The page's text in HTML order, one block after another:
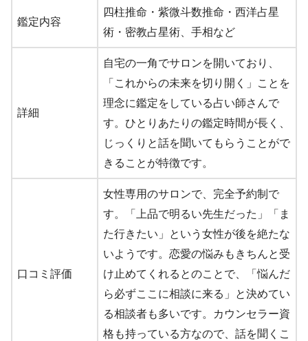
鑑定内容
四柱推命・紫微斗数推命・西洋占星
術・密教占星術、手相など
詳細
自宅の一角でサロンを開いており、
「これからの未来を切り開く」ことを
理念に鑑定をしている占い師さんで
す。ひとりあたりの鑑定時間が長く、
じっくりと話を聞いてもらうことがで
きることが特徴です。
口コミ評価
女性専用のサロンで、完全予約制で
す。「上品で明るい先生だった」「ま
た行きたい」という女性が後を絶たな
いようです。恋愛の悩みもきちんと受
け止めてくれるとのことで、「悩んだ
ら必ずここに相談に来る」と決めてい
る相談者も多いです。カウンセラー資
格も持っている方なので、話を聞くこ